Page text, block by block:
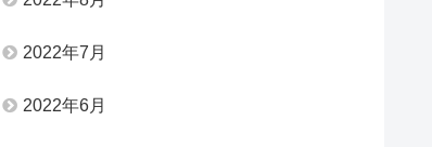
2022年7月
2022年6月